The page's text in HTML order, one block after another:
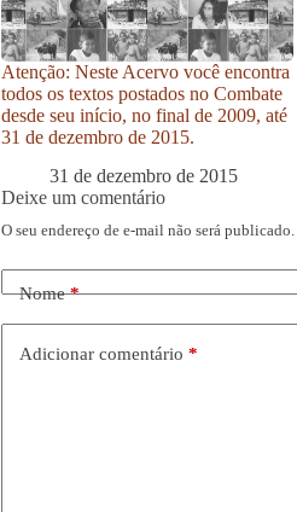
Atenção: Neste Acervo você encontra
todos os textos postados no Combate
desde seu início, no final de 2009, até
31 de dezembro de 2015.
31 de dezembro de 2015
Deixe um comentário
O seu endereço de e-mail não será publicado.
Nome*
Adicionar comentário *